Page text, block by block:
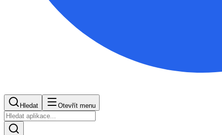
Hledat Otevřít menu